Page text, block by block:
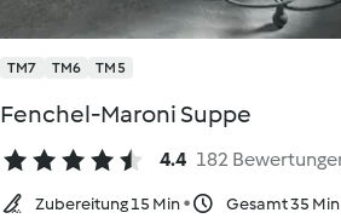
TM7 TM6 TM5
Fenchel-Maroni Suppe
4.4 182
Zubereitung 15 Min Gesamt 35 Min